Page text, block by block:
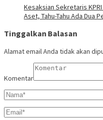
Kesaksian Sekretaris
Aset, Tahu-Tahu Ada Dua
Tinggalkan Balasan
Alamat email Anda tidak akan
Komentar